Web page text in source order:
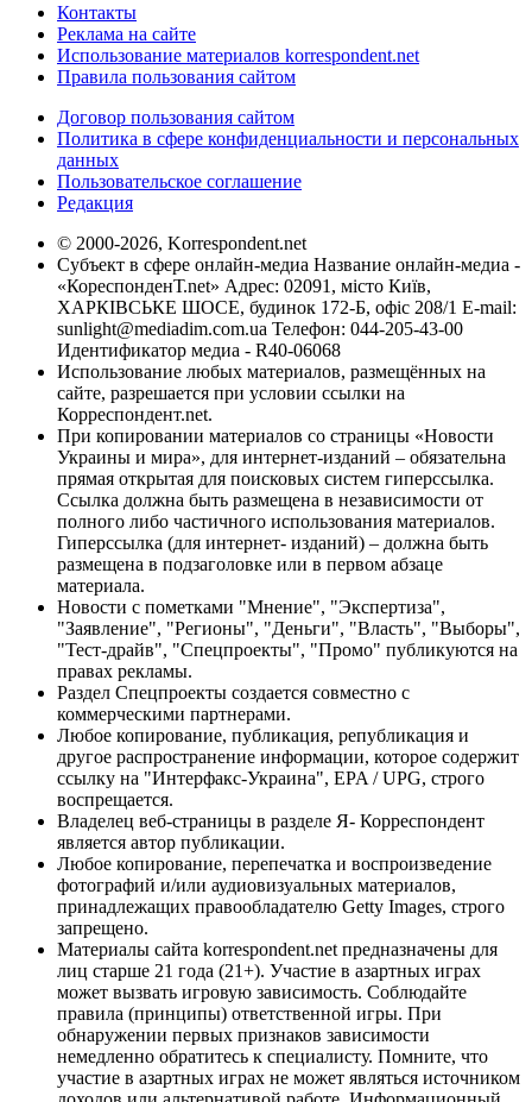
Контакты
Реклама на сайте
Использование материалов korrespondent.net
Правила пользования сайтом
Договор пользования сайтом
Политика в сфере конфиденциальности и персональных
данных
Пользовательское соглашение
Редакция
© 2000-2026, Korrespondent.net
Субъект в сфере онлайн-медиа Название онлайн-медиа -
«КореспонденТ.net» Адрес: 02091, місто Київ,
ХАРКІВСЬКЕ ШОСЕ, будинок 172-Б, офіс 208/1 E-mail:
sunlight@mediadim.com.ua Телефон: 044-205-43-00
Идентификатор медиа - R40-06068
Использование любых материалов, размещённых на
сайте, разрешается при условии ссылки на
Корреспондент.net.
При копировании материалов со страницы «Новости
Украины и мира», для интернет-изданий – обязательна
прямая открытая для поисковых систем гиперссылка.
Ссылка должна быть размещена в независимости от
полного либо частичного использования материалов.
Гиперссылка (для интернет- изданий) – должна быть
размещена в подзаголовке или в первом абзаце
материала.
Новости с пометками "Мнение", "Экспертиза",
"Заявление", "Регионы", "Деньги", "Власть", "Выборы",
"Тест-драйв", "Спецпроекты", "Промо" публикуются на
правах рекламы.
Раздел Спецпроекты создается совместно с
коммерческими партнерами.
Любое копирование, публикация, републикация и
другое распространение информации, которое содержит
ссылку на "Интерфакс-Украина", EPA / UPG, строго
воспрещается.
Владелец веб-страницы в разделе Я- Корреспондент
является автор публикации.
Любое копирование, перепечатка и воспроизведение
фотографий и/или аудиовизуальных материалов,
принадлежащих правообладателю Getty Images, строго
запрещено.
Материалы сайта korrespondent.net предназначены для
лиц старше 21 года (21+). Участие в азартных играх
может вызвать игровую зависимость. Соблюдайте
правила (принципы) ответственной игры. При
обнаружении первых признаков зависимости
немедленно обратитесь к специалисту. Помните, что
участие в азартных играх не может являться источником